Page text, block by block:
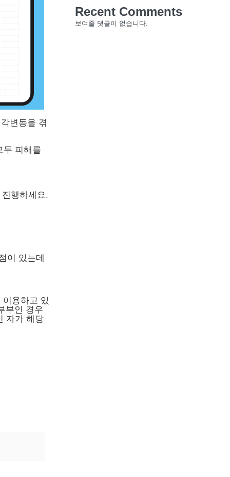
변동을 겪
두 피해를
행하세요.
이 있는데
용하고 있
부인 경우
자가 해당
Recent Comments
보여줄 댓글이 없습니다.